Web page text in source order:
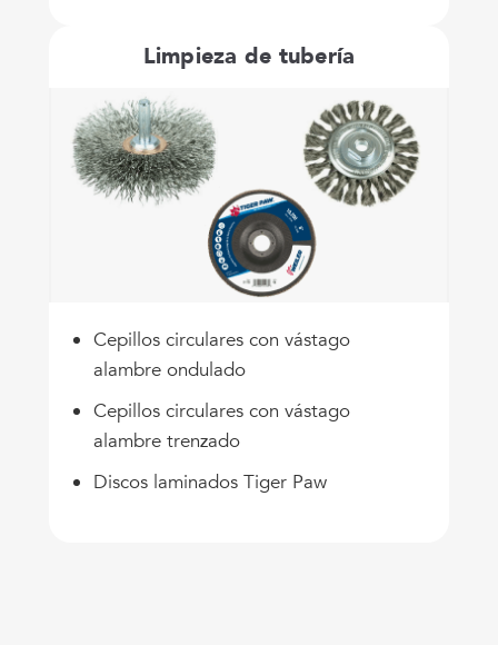
Limpieza de tubería
Cepillos circulares con vástago
alambre ondulado
Cepillos circulares con vástago
alambre trenzado
Discos laminados Tiger Paw